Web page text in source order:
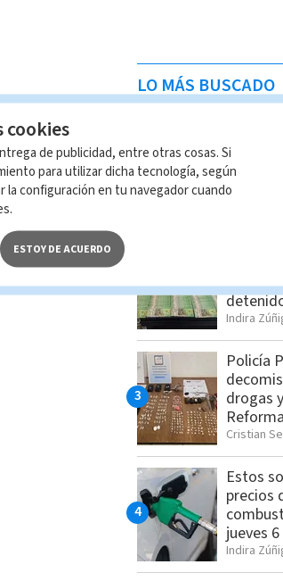
LO MÁS BUSCADO
Estos
por el OIJ
Indira
de alias
Indira
Policía
drogas
Reforma
Cristian
Estos
precios
jueves
Indira
de publicidad, entre otras cosas. Si
para utilizar dicha tecnología, según
la configuración en tu navegador cuando
ESTOY DE ACUERDO